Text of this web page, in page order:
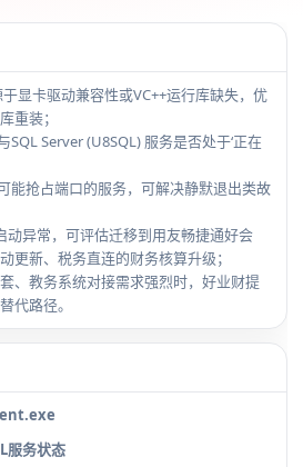
于显卡驱动兼容性或VC++运行库缺失，优
重装；
Server (U8SQL) 服务是否处于‘正在
能抢占端口的服务，可解决静默退出类故
动异常，可评估迁移到用友畅捷通好会
更新、税务直连的财务核算升级；
、教务系统对接需求强烈时，好业财提
代路径。
服务状态